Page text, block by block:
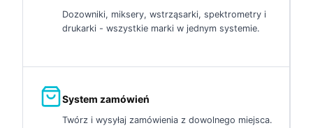
Dozowniki, miksery, wstrząsarki, spektrometry i
drukarki - wszystkie marki w jednym systemie.
System zamówień
Twórz i wysyłaj zamówienia z dowolnego miejsca.